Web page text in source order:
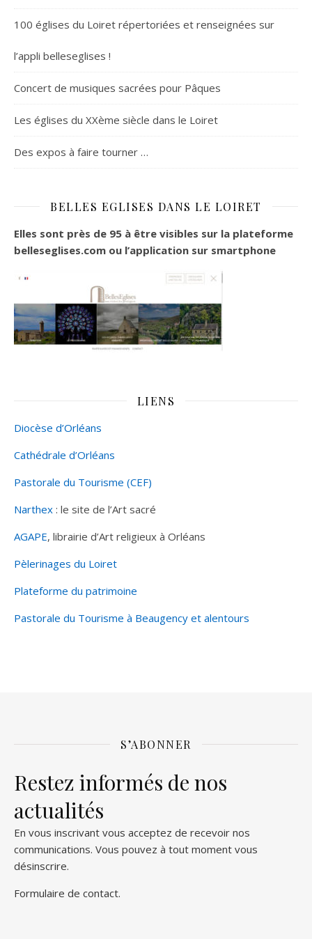
100 églises du Loiret répertoriées et renseignées sur
l’appli belleseglises !
Concert de musiques sacrées pour Pâques
Les églises du XXème siècle dans le Loiret
Des expos à faire tourner …
BELLES EGLISES DANS LE LOIRET
Elles sont près de 95 à être visibles sur la plateforme
belleseglises.com ou l’application sur smartphone
LIENS
Diocèse d’Orléans
Cathédrale d’Orléans
Pastorale du Tourisme (CEF)
Narthex : le site de l’Art sacré
AGAPE, librairie d’Art religieux à Orléans
Pèlerinages du Loiret
Plateforme du patrimoine
Pastorale du Tourisme à Beaugency et alentours
S’ABONNER
Restez informés de nos
actualités
En vous inscrivant vous acceptez de recevoir nos
communications. Vous pouvez à tout moment vous
désinscrire.
Formulaire de contact.